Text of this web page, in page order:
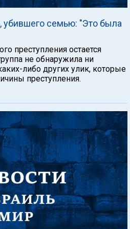
убившего семью: "Это была
преступления остается
не обнаружила ни
либо других улик, которые
преступления.